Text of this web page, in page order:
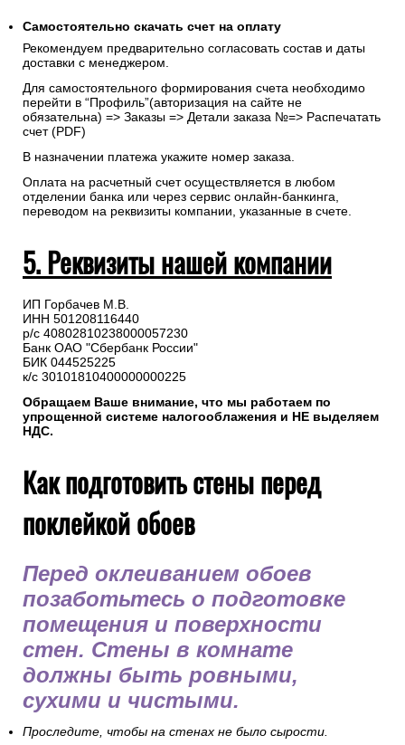
Самостоятельно скачать счет на оплату
Рекомендуем предварительно согласовать состав и даты
доставки с менеджером.
Для самостоятельного формирования счета необходимо
перейти в “Профиль”(авторизация на сайте не
обязательна) => Заказы => Детали заказа №=> Распечатать
счет (PDF)
В назначении платежа укажите номер заказа.
Оплата на расчетный счет осуществляется в любом
отделении банка или через сервис онлайн-банкинга,
переводом на реквизиты компании, указанные в счете.
5. Реквизиты нашей компании
ИП Горбачев М.В.
ИНН 501208116440
р/с 40802810238000057230
Банк ОАО "Сбербанк России"
БИК 044525225
к/с 30101810400000000225
Обращаем Ваше внимание, что мы работаем по
упрощенной системе налогооблажения и НЕ выделяем
НДС.
Как подготовить стены перед
поклейкой обоев
Перед оклеиванием обоев
позаботьтесь о подготовке
помещения и поверхности
стен. Стены в комнате
должны быть ровными,
сухими и чистыми.
Проследите, чтобы на стенах не было сырости.